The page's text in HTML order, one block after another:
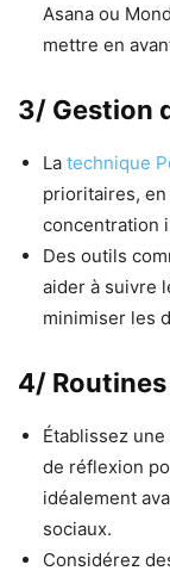
Asana ou
mettre en
3/ Gestion
La technique
prioritaires,
concentration
Des outils
aider à suivre
minimiser les
4/
Établissez
de réflexion
idéalement
sociaux.
Considérez